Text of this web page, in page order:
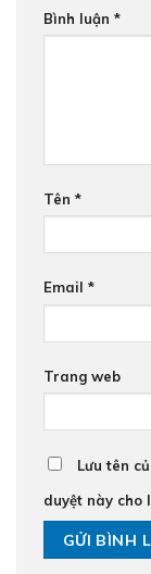
Bình luận *
Tên *
Email *
Trang web
Lưu tên
duyệt này cho